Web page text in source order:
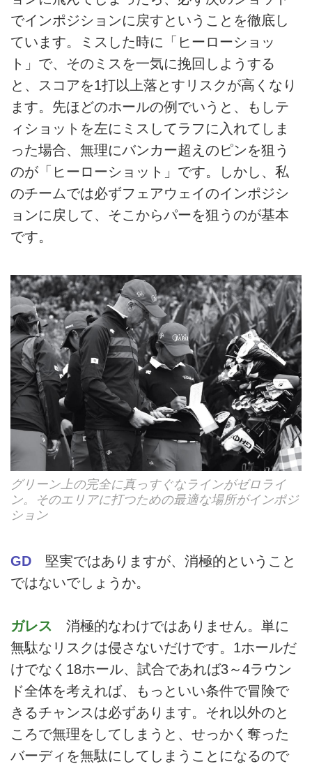
でインポジションに戻すということを徹底し
ています。ミスした時に「ヒーローショッ
ト」で、そのミスを一気に挽回しようする
と、スコアを1打以上落とすリスクが高くなり
ます。先ほどのホールの例でいうと、もしテ
ィショットを左にミスしてラフに入れてしま
った場合、無理にバンカー超えのピンを狙う
のが「ヒーローショット」です。しかし、私
のチームでは必ずフェアウェイのインポジシ
ョンに戻して、そこからパーを狙うのが基本
です。
グリーン上の完全に真っすぐなラインがゼロライ
ン。そのエリアに打つための最適な場所がインポジ
ション
GD 堅実ではありますが、消極的ということ
ではないでしょうか。
ガレス 消極的なわけではありません。単に
無駄なリスクは侵さないだけです。1ホールだ
けでなく18ホール、試合であれば3～4ラウン
ド全体を考えれば、もっといい条件で冒険で
きるチャンスは必ずあります。それ以外のと
ころで無理をしてしまうと、せっかく奪った
バーディを無駄にしてしまうことになるので